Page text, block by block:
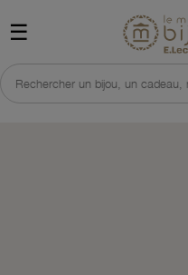
☰
Rechercher un bijou, un cadeau,